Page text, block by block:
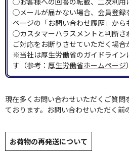
◯メールが届かない場合、会員登録
ページの「お問い合わせ履歴」から
◯カスタマーハラスメントと判断さ
ご対応をお断りさせていただく場合
※当社は厚生労働省のガイドライン
す（参考： 厚生労働省ホームページ
現在多くお問い合わせいただくご質問
ております。お問い合わせいただく前
お荷物の再発送について